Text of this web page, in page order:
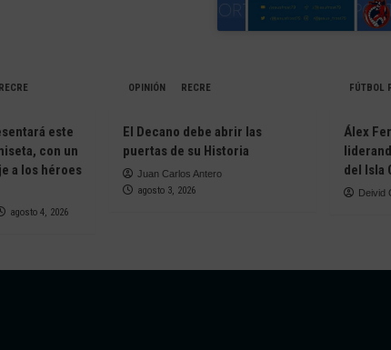
RECRE
este
con un
a los héroes
agosto 4, 2026
OPINIÓN RECRE
El Decano debe abrir las
puertas de su Historia
Juan Carlos Antero
agosto 3, 2026
FÚTBOL
Álex
del Isla
Deivid